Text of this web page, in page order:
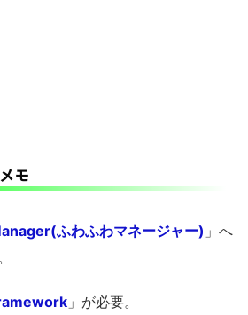
モ
ふわふわマネージャー) 」へ
」が必要。